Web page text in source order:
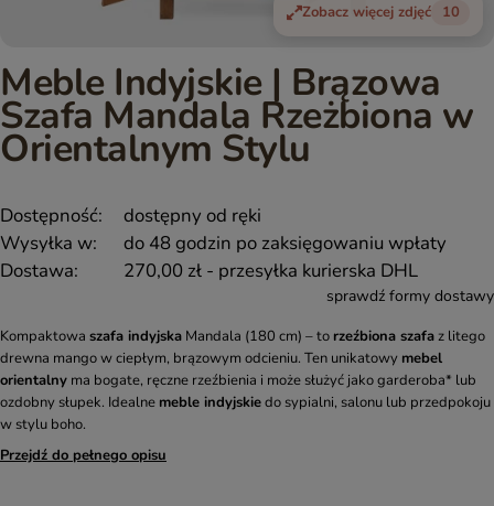
Zobacz więcej zdjęć 10
Meble Indyjskie | Brązowa
Szafa Mandala Rzeżbiona w
Orientalnym Stylu
Dostępność:
dostępny od ręki
Wysyłka w:
do 48 godzin po zaksięgowaniu wpłaty
Dostawa:
270,00 zł - przesyłka kurierska DHL
sprawdź formy dostawy
Kompaktowa szafa indyjska Mandala (180 cm) – to rzeźbiona szafaz litego
drewna mango w ciepłym, brązowym odcieniu. Ten unikatowy mebel
orientalny ma bogate, ręczne rzeźbienia i może służyć jako garderoba* lub
ozdobny słupek. Idealne meble indyjskiedo sypialni, salonu lub przedpokoju
w stylu boho.
Przejdź do pełnego opisu